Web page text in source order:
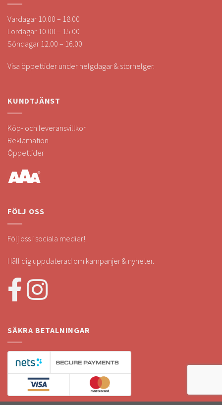
Vardagar 10.00 – 18.00
Lördagar 10.00 – 15.00
Söndagar 12.00 – 16.00
Visa öppettider under helgdagar & storhelger.
KUNDTJÄNST
Köp- och leveransvillkor
Reklamation
Öppettider
FÖLJ OSS
Följ oss i sociala medier!
Håll dig uppdaterad om kampanjer & nyheter.
SÄKRA BETALNINGAR